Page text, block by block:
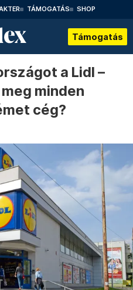
TÁMOGATÁS SHOP
Támogatás
a Lidl –
minden
cég?